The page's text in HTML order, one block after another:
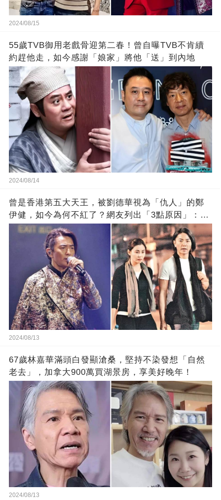
2024/08/15
55歲TVB御用老戲骨迎第二春！曾自曝TVB不肯續
約趕他走，如今感謝「娘家」將他「送」到內地
2024/08/14
曾是香港第五大天王，被劉德華視為「仇人」的鄭
伊健，如今為何不紅了？網友列出「3點原因」：太
真實
2024/08/13
67歲林嘉華滿頭白發顯滄桑，堅持不染發想「自然
老去」，加拿大900萬買湖景房，享美好晚年！
2024/08/13